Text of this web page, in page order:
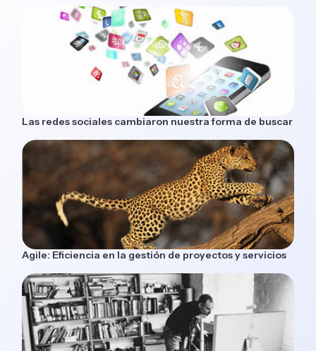
Las redes sociales cambiaron nuestra forma de buscar
Agile: Eficiencia en la gestión de proyectos y servicios